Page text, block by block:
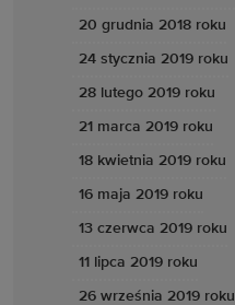
20 grudnia 2018 roku
24 stycznia 2019 roku
28 lutego 2019 roku
21 marca 2019 roku
18 kwietnia 2019 roku
16 maja 2019 roku
13 czerwca 2019 roku
11 lipca 2019 roku
26 września 2019 roku